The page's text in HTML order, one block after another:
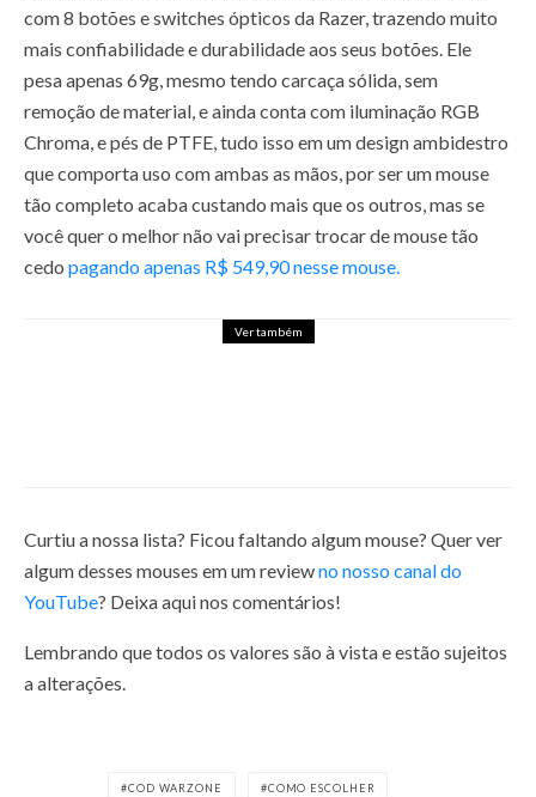
com 8 botões e switches ópticos da Razer, trazendo muito
mais confiabilidade e durabilidade aos seus botões. Ele
pesa apenas 69g, mesmo tendo carcaça sólida, sem
remoção de material, e ainda conta com iluminação RGB
Chroma, e pés de PTFE, tudo isso em um design ambidestro
que comporta uso com ambas as mãos, por ser um mouse
tão completo acaba custando mais que os outros, mas se
você quer o melhor não vai precisar trocar de mouse tão
cedo pagando apenas R$ 549,90 nesse mouse.
Ver também
Curtiu a nossa lista? Ficou faltando algum mouse? Quer ver
algum desses mouses em um reviewno nosso canal do
YouTube? Deixa aqui nos comentários!
Lembrando que todos os valores são à vista e estão sujeitos
a alterações.
COD WARZONE COMO ESCOLHER